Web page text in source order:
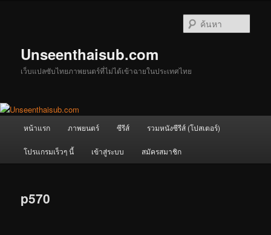
Unseenthaisub.com
เว็บแปลซับไทยภาพยนตร์ที่ไม่ได้เข้าฉายในประเทศไทย
หน้าแรก ภาพยนตร์ ซีรีส์ รวมหนังซีรีส์ (โปสเตอร์)
โปรแกรมเร็วๆ นี้ เข้าสู่ระบบ สมัครสมาชิก
p570